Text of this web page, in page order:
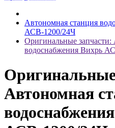
Автономная станция
АСВ-1200/24Ч
Оригинальные запчасти:
водоснабжения Вихрь
Автономная